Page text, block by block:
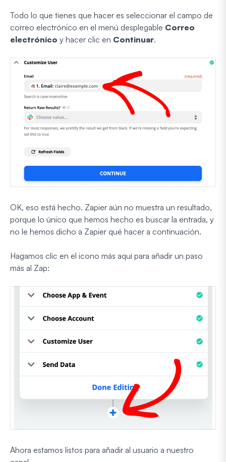
Todo lo que tienes que hacer es seleccionar el campo de
correo electrónico en el menú desplegable Correo
electrónico y hacer clic en Continuar.
OK, eso está hecho. Zapier aún no muestra un resultado,
porque lo único que hemos hecho es buscar la entrada, y
no le hemos dicho a Zapier qué hacer a continuación.
Hagamos clic en el icono más aquí para añadir un paso
más al Zap:
Ahora estamos listos para añadir al usuario a nuestro